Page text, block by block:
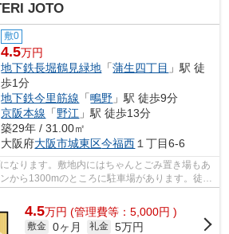
JOTO
敷0
4.5万円
地下鉄長堀鶴見緑地 「蒲生四丁目 」駅 徒
歩1分
地下鉄今里筋線 「鴫野 」駅 徒歩9分
京阪本線 「野江 」駅 徒歩13分
築29年 / 31.00㎡
大阪府大阪市城東区今福西１丁目6-6
なります。敷地内にはちゃんとごみ置き場もあ
から1300mのところに駐車場があります。徒歩
件です。地...
4.5万円 (管理費等：5,000円 )
敷金 0ヶ月 礼金 5万円